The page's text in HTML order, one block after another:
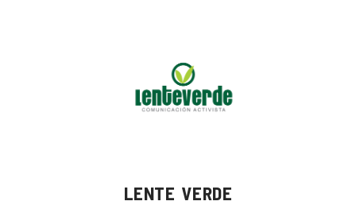
LENTE VERDE